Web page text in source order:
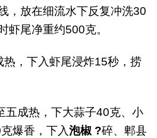
，放在细流水下反复冲洗30
虾尾净重约500克。
，下入虾尾浸炸15秒，捞
五成热，下大蒜子40克、小
爆香，下入泡椒 ?碎、郫县